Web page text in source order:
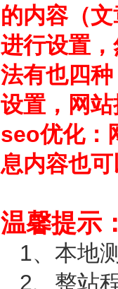
的内容（
进行设置
法有也四
设置，网
seo优化：
息内容也
温馨提示
1、本地
2、整站